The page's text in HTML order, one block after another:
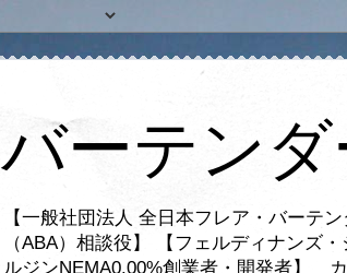
バーテン
【一般社団法人 全日本フレア・バーテ
（ABA）相談役】 【フェルディナンズ
ルジンNEMA0.00%創業者・開発者】